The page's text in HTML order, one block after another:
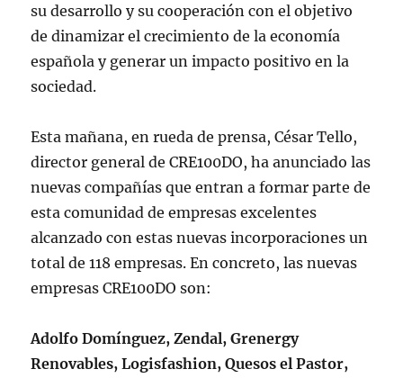
su desarrollo y su cooperación con el objetivo
de dinamizar el crecimiento de la economía
española y generar un impacto positivo en la
sociedad.
Esta mañana, en rueda de prensa, César Tello,
director general de CRE100DO, ha anunciado las
nuevas compañías que entran a formar parte de
esta comunidad de empresas excelentes
alcanzado con estas nuevas incorporaciones un
total de 118 empresas. En concreto, las nuevas
empresas CRE100DO son:
Adolfo Domínguez, Zendal, Grenergy
Renovables, Logisfashion, Quesos el Pastor,